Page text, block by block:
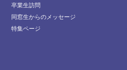
卒業生訪問
同窓生からのメッセージ
特集ページ